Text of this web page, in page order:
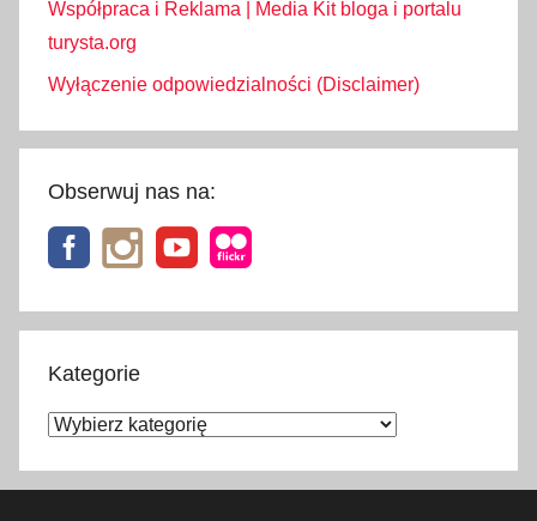
Współpraca i Reklama | Media Kit bloga i portalu
turysta.org
Wyłączenie odpowiedzialności (Disclaimer)
Obserwuj nas na:
Kategorie
Kategorie